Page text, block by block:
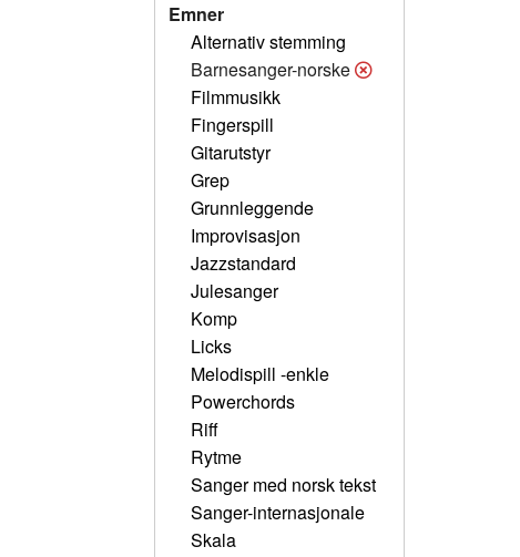
Emner
Alternativ stemming
Barnesanger-norske
Filmmusikk
Fingerspill
Gitarutstyr
Grep
Grunnleggende
Improvisasjon
Jazzstandard
Julesanger
Komp
Licks
Melodispill -enkle
Powerchords
Riff
Rytme
Sanger med norsk tekst
Sanger-internasjonale
Skala